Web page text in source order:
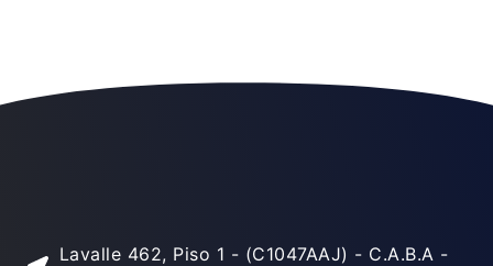
Lavalle 462, Piso 1 - (C1047AAJ) - C.A.B.A -